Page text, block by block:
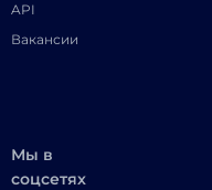
API
Вакансии
Мы в
соцсетях